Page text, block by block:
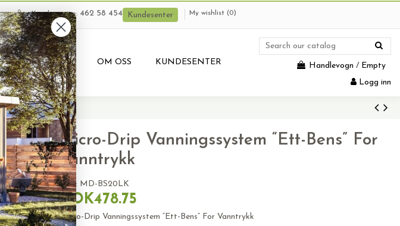
Kundeservice: 462 58 454 Kundesenter My wishlist (0)
PRODUKTUTLEIE OM OSS KUNDESENTER Handlevogn / Empty
Logg inn
Micro-Drip Vanningssystem “Ett-Bens” For
Vanntrykk
SKU: MD-BS20LK
NOK478.75
Micro-Drip Vanningssystem “Ett-Bens” For Vanntrykk